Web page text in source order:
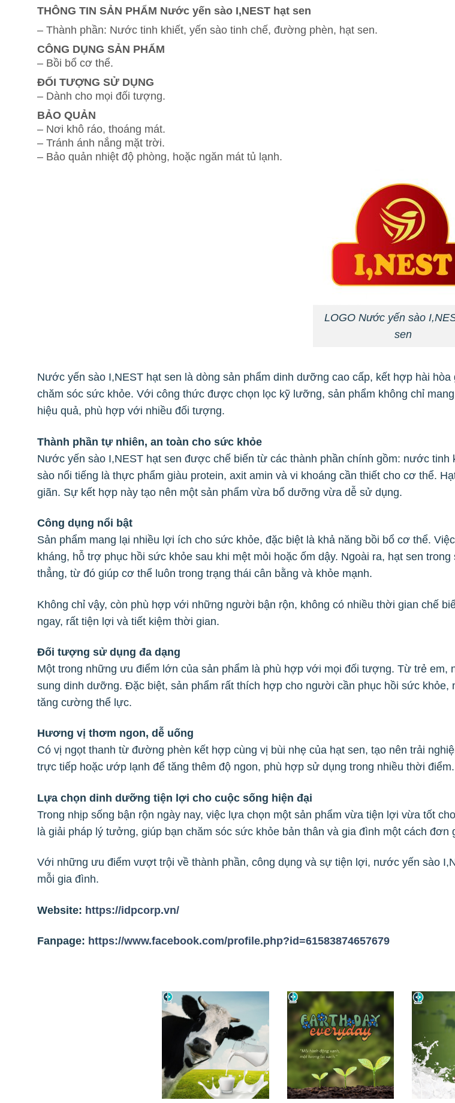
THÔNG TIN SẢN PHẨM Nước yến sào I,NEST hạt sen
– Thành phần: Nước tinh khiết, yến sào tinh chế, đường phèn, hạt sen.
CÔNG DỤNG SẢN PHẨM
– Bồi bổ cơ thể.
ĐỐI TƯỢNG SỬ DỤNG
– Dành cho mọi đối tượng.
BẢO QUẢN
– Nơi khô ráo, thoáng mát.
– Tránh ánh nắng mặt trời.
– Bảo quản nhiệt độ phòng, hoặc ngăn mát tủ lạnh.
LOGO Nước yến sào
sen
Nước yến sào I,NEST hạt sen là dòng sản phẩm dinh dưỡng cao cấp, kết hợp hài
chăm sóc sức khỏe. Với công thức được chọn lọc kỹ lưỡng, sản phẩm không chỉ
hiệu quả, phù hợp với nhiều đối tượng.
Thành phần tự nhiên, an toàn cho sức khỏe
Nước yến sào I,NEST hạt sen được chế biến từ các thành phần chính gồm: nước
sào nổi tiếng là thực phẩm giàu protein, axit amin và vi khoáng cần thiết cho cơ thể.
giãn. Sự kết hợp này tạo nên một sản phẩm vừa bổ dưỡng vừa dễ sử dụng.
Công dụng nổi bật
Sản phẩm mang lại nhiều lợi ích cho sức khỏe, đặc biệt là khả năng bồi bổ cơ thể.
kháng, hỗ trợ phục hồi sức khỏe sau khi mệt mỏi hoặc ốm dậy. Ngoài ra, hạt sen
thẳng, từ đó giúp cơ thể luôn trong trạng thái cân bằng và khỏe mạnh.
Không chỉ vậy, còn phù hợp với những người bận rộn, không có nhiều thời gian chế
ngay, rất tiện lợi và tiết kiệm thời gian.
Đối tượng sử dụng đa dạng
Một trong những ưu điểm lớn của sản phẩm là phù hợp với mọi đối tượng. Từ trẻ
sung dinh dưỡng. Đặc biệt, sản phẩm rất thích hợp cho người cần phục hồi sức
tăng cường thể lực.
Hương vị thơm ngon, dễ uống
Có vị ngọt thanh từ đường phèn kết hợp cùng vị bùi nhẹ của hạt sen, tạo nên trải
trực tiếp hoặc ướp lạnh để tăng thêm độ ngon, phù hợp sử dụng trong nhiều thời điểm.
Lựa chọn dinh dưỡng tiện lợi cho cuộc sống hiện đại
Trong nhịp sống bận rộn ngày nay, việc lựa chọn một sản phẩm vừa tiện lợi vừa tốt
là giải pháp lý tưởng, giúp bạn chăm sóc sức khỏe bản thân và gia đình một cách đơn
Với những ưu điểm vượt trội về thành phần, công dụng và sự tiện lợi, nước yến sào
mỗi gia đình.
Website: https://idpcorp.vn/
Fanpage: https://www.facebook.com/profile.php?id=61583874657679